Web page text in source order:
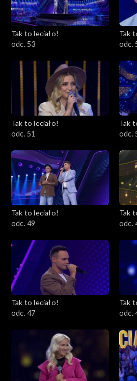
Tak to leciało!
odc. 53
Tak
odc.
Tak to leciało!
odc. 51
Tak
odc.
Tak to leciało!
odc. 49
Tak
odc.
Tak to leciało!
odc. 47
Tak
odc.